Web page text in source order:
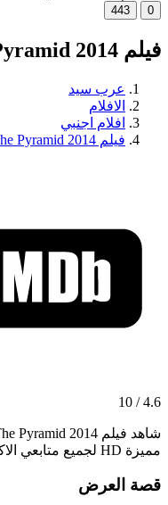
0
443
فيلم The Pyramid 2014 مترجم HD
عرب سيد
الافلام
افلام اجنبي
فيلم The Pyramid 2014 مترجم HD
4.6 / 10
مميزة HD لجميع متابعي الاكشن و الاثارة على عرب سيد Arabseed.
قصة العرض